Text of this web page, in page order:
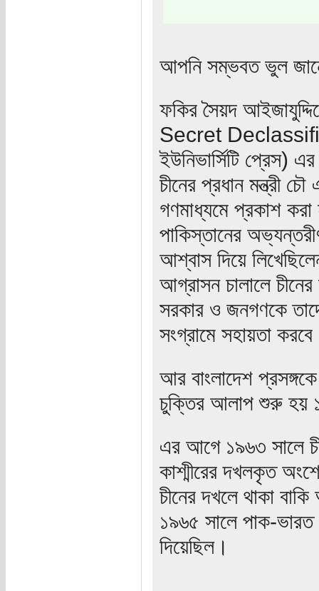
আপনি সম্ভবত ভুল
ফকির সৈয়দ
Secret
ইউনিভার্সিটি প্রেস)
চীনের প্রধান মন্ত্রী
গণমাধ্যমে প্রকাশ
পাকিস্তানের
আশ্বাস দিয়ে
আগ্রাসন চালালে
সরকার ও জনগণকে
সংগ্রামে সহায়তা
আর বাংলাদেশ
চুক্তির আলাপ শুরু হয়
এর আগে ১৯৬৩ সালে
কাশ্মীরের দখলকৃত
চীনের দখলে থাকা
১৯৬৫ সালে পাক-ভারত
দিয়েছিল।